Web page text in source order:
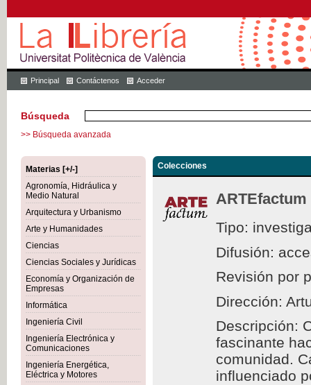
Principal Contáctenos Acceder
Búsqueda
>> Búsqueda avanzada
Materias [+/-]
Agronomía, Hidráulica y
Medio Natural
Arquitectura y Urbanismo
Arte y Humanidades
Ciencias
Ciencias Sociales y Jurídicas
Economía y Organización de
Empresas
Informática
Ingeniería Civil
Ingeniería Electrónica y
Comunicaciones
Ingeniería Energética,
Eléctrica y Motores
Colecciones
ARTEfactum
Tipo:
Difusión:
Revisión por
Dirección:
Descripción:
fascinante
comunidad.
influenciado